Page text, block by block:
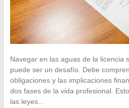
Navegar en las aguas de la licencia
puede ser un desafío. Debe
obligaciones y las implicaciones
dos fases de la vida profesional.
las leyes…